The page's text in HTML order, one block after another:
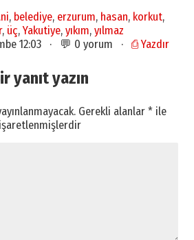
, belediye, erzurum, hasan, korkut,
, üç,Yakutiye, yıkım, yılmaz
12:03 · 💬 0 yorum · ⎙ Yazdır
yanıt yazın
Gerekli alanlar* ile
işaretlenmişlerdir